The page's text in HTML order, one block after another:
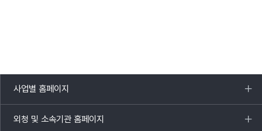
사업별 홈페이지
목록
열기
외청 및 소속기관 홈페이지
목록